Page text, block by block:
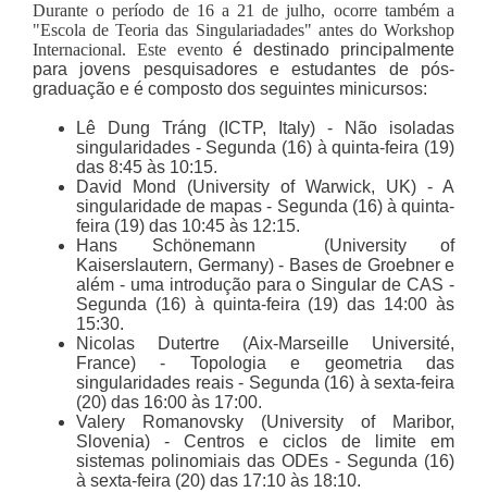
Durante o período de 16 a 21 de julho, ocorre também a
"Escola de Teoria das Singulariadades" antes do Workshop
Internacional. Este eventoé destinado principalmente
para jovens pesquisadores e estudantes de pós-
graduação e é composto dos seguintes minicursos:
Lê Dung Tráng (ICTP, Italy) - Não isoladas
singularidades - Segunda (16) à quinta-feira (19)
das 8:45 às 10:15.
David Mond (University of Warwick, UK) - A
singularidade de mapas - Segunda (16) à quinta-
feira (19) das 10:45 às 12:15.
Hans Schönemann (University of
Kaiserslautern, Germany)- Bases de Groebner e
além - uma introdução para o Singular de CAS -
Segunda (16) à quinta-feira (19) das 14:00 às
15:30.
Nicolas Dutertre (Aix-Marseille Université,
France) - Topologia e geometria das
singularidades reais - Segunda (16) à sexta-feira
(20) das 16:00 às 17:00.
Valery Romanovsky (University of Maribor,
Slovenia) - Centros e ciclos de limite em
sistemas polinomiais das ODEs - Segunda (16)
à sexta-feira (20) das 17:10 às 18:10.